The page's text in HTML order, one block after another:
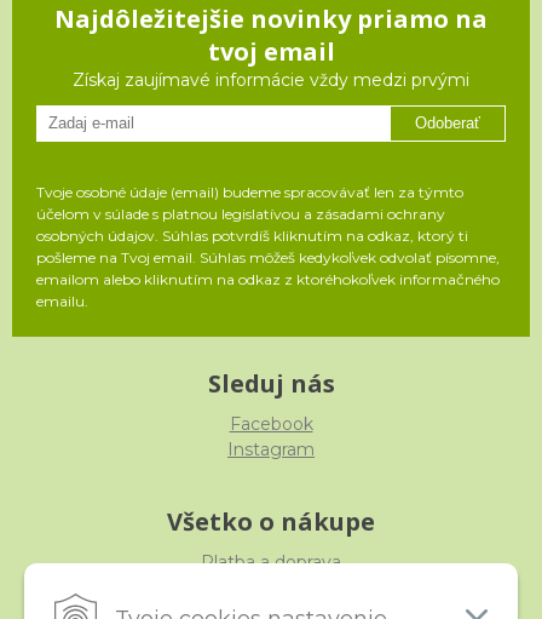
Najdôležitejšie novinky priamo na
tvoj email
Získaj zaujímavé informácie vždy medzi prvými
Odoberať
Tvoje osobné údaje (email) budeme spracovávať len za týmto
účelom v súlade s platnou legislatívou a zásadami ochrany
osobných údajov. Súhlas potvrdíš kliknutím na odkaz, ktorý ti
pošleme na Tvoj email. Súhlas môžeš kedykoľvek odvolať písomne,
emailom alebo kliknutím na odkaz z ktoréhokoľvek informačného
emailu.
Sleduj nás
Facebook
Instagram
Všetko o nákupe
Platba a doprava
Obchodné podmienky